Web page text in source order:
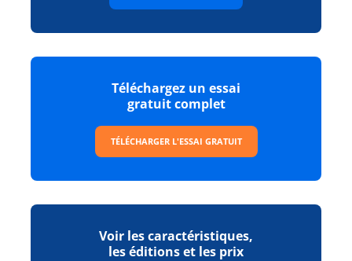
Téléchargez un essai
gratuit complet
TÉLÉCHARGER L'ESSAI GRATUIT
Voir les caractéristiques,
les éditions et les prix